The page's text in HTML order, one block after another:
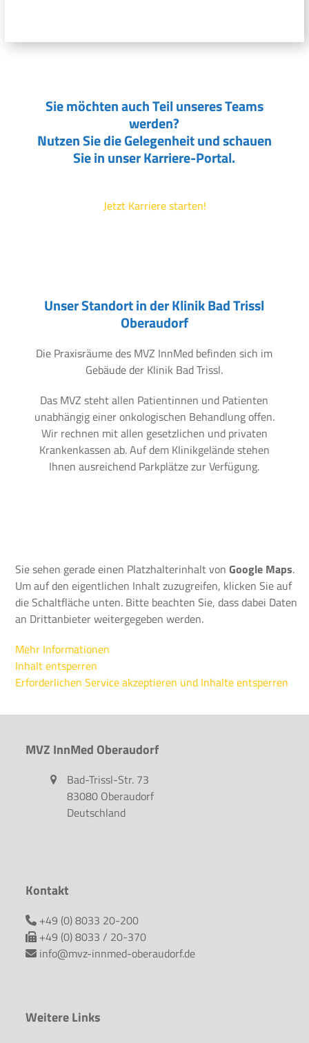
Sie möchten auch Teil unseres Teams
werden?
Nutzen Sie die Gelegenheit und schauen
Sie in unser Karriere-Portal.
Jetzt Karriere starten!
Unser Standort in der Klinik Bad Trissl
Oberaudorf
Die Praxisräume des MVZ InnMed befinden sich im
Gebäude der Klinik Bad Trissl.
Das MVZ steht allen Patientinnen und Patienten
unabhängig einer onkologischen Behandlung offen.
Wir rechnen mit allen gesetzlichen und privaten
Krankenkassen ab. Auf dem Klinikgelände stehen
Ihnen ausreichend Parkplätze zur Verfügung.
Sie sehen gerade einen Platzhalterinhalt vonGoogle Maps.
Um auf den eigentlichen Inhalt zuzugreifen, klicken Sie auf
die Schaltfläche unten. Bitte beachten Sie, dass dabei Daten
an Drittanbieter weitergegeben werden.
Mehr Informationen
Inhalt entsperren
Erforderlichen Service akzeptieren und Inhalte entsperren
MVZ InnMed Oberaudorf
Bad-Trissl-Str. 73
83080 Oberaudorf
Deutschland
Kontakt
+49 (0) 8033 20-200
+49 (0) 8033 / 20-370
info@mvz-innmed-oberaudorf.de
Weitere Links